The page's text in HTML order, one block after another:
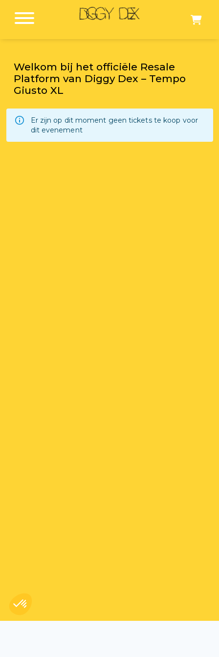
Welkom bij het officiële Resale
Platform van Diggy Dex – Tempo
Giusto XL
Er zijn op dit moment geen tickets te koop voor
dit evenement